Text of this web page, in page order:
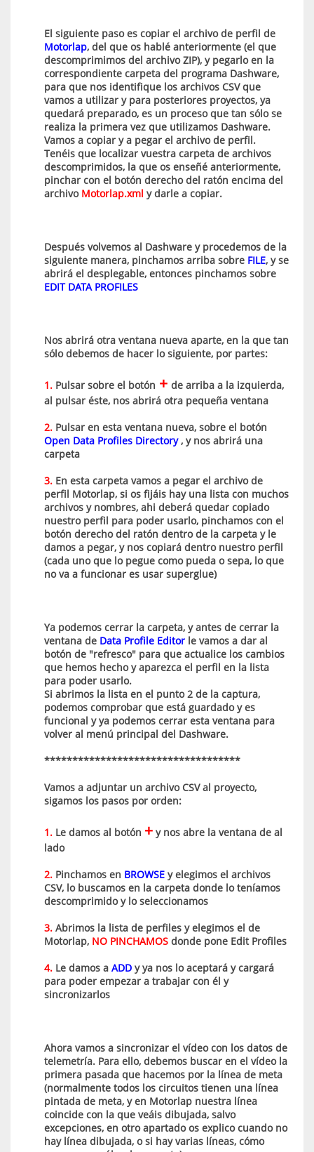
El siguiente paso es copiar el archivo de perfil de
Motorlap, del que os hablé anteriormente (el que
descomprimimos del archivo ZIP), y pegarlo en la
correspondiente carpeta del programa Dashware,
para que nos identifique los archivos CSV que
vamos a utilizar y para posteriores proyectos, ya
quedará preparado, es un proceso que tan sólo se
realiza la primera vez que utilizamos Dashware.
Vamos a copiar y a pegar el archivo de perfil.
Tenéis que localizar vuestra carpeta de archivos
descomprimidos, la que os enseñé anteriormente,
pinchar con el botón derecho del ratón encima del
archivo Motorlap.xml y darle a copiar.
Después volvemos al Dashware y procedemos de la
siguiente manera, pinchamos arriba sobre FILE, y se
abrirá el desplegable, entonces pinchamos sobre
EDIT DATA PROFILES
Nos abrirá otra ventana nueva aparte, en la que tan
sólo debemos de hacer lo siguiente, por partes:
1. Pulsar sobre el botón + de arriba a la izquierda,
al pulsar éste, nos abrirá otra pequeña ventana
2. Pulsar en esta ventana nueva, sobre el botón
Open Data Profiles Directory, y nos abrirá una
carpeta
3. En esta carpeta vamos a pegar el archivo de
perfil Motorlap, si os fijáis hay una lista con muchos
archivos y nombres, ahi deberá quedar copiado
nuestro perfil para poder usarlo, pinchamos con el
botón derecho del ratón dentro de la carpeta y le
damos a pegar, y nos copiará dentro nuestro perfil
(cada uno que lo pegue como pueda o sepa, lo que
no va a funcionar es usar superglue)
Ya podemos cerrar la carpeta, y antes de cerrar la
ventana de Data Profile Editor le vamos a dar al
botón de "refresco" para que actualice los cambios
que hemos hecho y aparezca el perfil en la lista
para poder usarlo.
Si abrimos la lista en el punto 2 de la captura,
podemos comprobar que está guardado y es
funcional y ya podemos cerrar esta ventana para
volver al menú principal del Dashware.
***********************************
Vamos a adjuntar un archivo CSV al proyecto,
sigamos los pasos por orden:
1. Le damos al botón + y nos abre la ventana de al
lado
2. Pinchamos en BROWSE y elegimos el archivos
CSV, lo buscamos en la carpeta donde lo teníamos
descomprimido y lo seleccionamos
3. Abrimos la lista de perfiles y elegimos el de
Motorlap, NO PINCHAMOS donde pone Edit Profiles
4. Le damos a ADD y ya nos lo aceptará y cargará
para poder empezar a trabajar con él y
sincronizarlos
Ahora vamos a sincronizar el vídeo con los datos de
telemetría. Para ello, debemos buscar en el vídeo la
primera pasada que hacemos por la línea de meta
(normalmente todos los circuitos tienen una línea
pintada de meta, y en Motorlap nuestra línea
coincide con la que veáis dibujada, salvo
excepciones, en otro apartado os explico cuando no
hay línea dibujada, o si hay varias líneas, cómo